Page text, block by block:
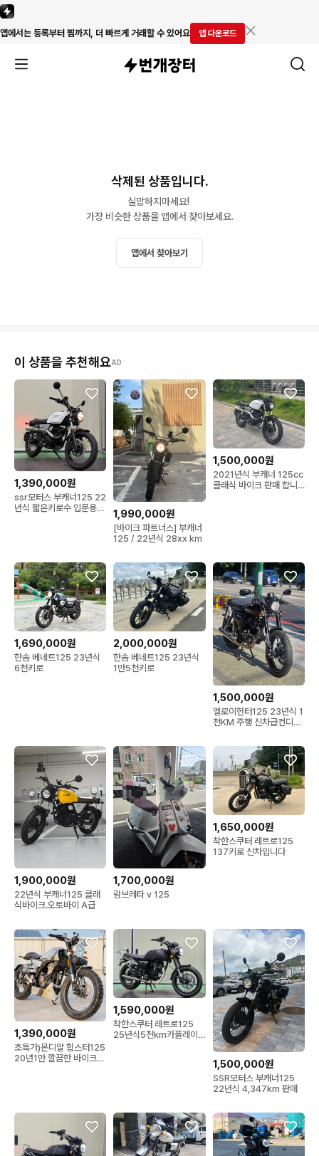
앱에서는 등록부터 찜까지, 더 빠르게 거래할 수 있어요 앱 다운로드
삭제된 상품입니다.
실망하지마세요!
가장 비슷한 상품을 앱에서 찾아보세요.
앱에서 찾아보기
이 상품을 추천해요AD
1,390,000원
ssr모터스 부캐너125 22
년식 짧은키로수 입문용바
1,990,000원
[바이크 파트너스] 부캐너
125 / 22년식 28xx km
1,500,000원
2021년식 부캐너 125cc
클래식 바이크 판매 합니
1,690,000원
한솜 베네트125 23년식
6천키로
2,000,000원
한솜 베네트125 23년식
1만5천키로
1,500,000원
엘로이헌터125 23년식 1
천KM 주행 신차급컨디션
1,900,000원
22년식 부캐너125 클래
식바이크.오토바이 A급
1,700,000원
람브레타 v 125
1,650,000원
착한스쿠터 레트로125
137키로 신차입니다
1,390,000원
초특가)몬디알 힙스터125
20년1만 깔끔한 바이크
1,590,000원
착한스쿠터 레트로125
25년식5천km카플레이/
1,500,000원
SSR모터스 부캐너125
22년식 4,347km 판매